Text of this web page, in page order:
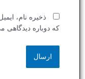
ذخیره نام،
که دوباره دیدگاهی